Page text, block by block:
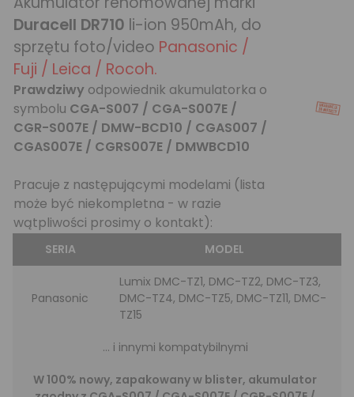
Duracell DR710 li-ion 950mAh, do
sprzętu foto/video Panasonic /
Fuji / Leica / Rocoh.
Prawdziwy odpowiednik akumulatorka o
symbolu CGA-S007 / CGA-S007E /
CGR-S007E / DMW-BCD10 / CGAS007 /
CGAS007E / CGRS007E / DMWBCD10
Pracuje z następującymi modelami (lista
może być niekompletna - w razie
wątpliwości prosimy o kontakt):
SERIA MODEL
Panasonic
Lumix DMC-TZ1, DMC-TZ2, DMC-TZ3,
DMC-TZ4, DMC-TZ5, DMC-TZ11, DMC-
TZ15
... i innymi kompatybilnymi
W 100% nowy, zapakowany w blister, akumulator